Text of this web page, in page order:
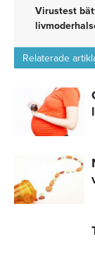
Virustest
Relaterade